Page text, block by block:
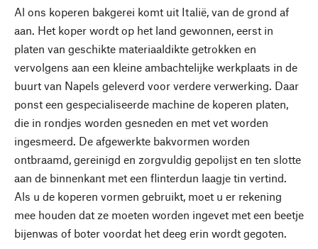
Al ons koperen bakgerei komt uit Italië, van de grond af
aan. Het koper wordt op het land gewonnen, eerst in
platen van geschikte materiaaldikte getrokken en
vervolgens aan een kleine ambachtelijke werkplaats in de
buurt van Napels geleverd voor verdere verwerking. Daar
ponst een gespecialiseerde machine de koperen platen,
die in rondjes worden gesneden en met vet worden
ingesmeerd. De afgewerkte bakvormen worden
ontbraamd, gereinigd en zorgvuldig gepolijst en ten slotte
aan de binnenkant met een flinterdun laagje tin vertind.
Als u de koperen vormen gebruikt, moet u er rekening
mee houden dat ze moeten worden ingevet met een beetje
bijenwas of boter voordat het deeg erin wordt gegoten.